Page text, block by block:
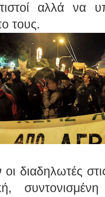
αλλά να
τους.
διαδηλωτές
συντονισμένη